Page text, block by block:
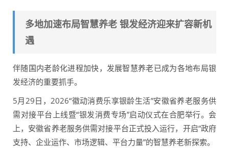
多地加速布局智慧养老 银发经济迎来扩容新机
遇
伴随国内老龄化进程加快，发展智慧养老已成为各地布局银
发经济的重要抓手。
5月29日，2026“徽动消费乐享银龄生活”安徽省养老服务供
需对接平台上线暨“银发消费专场”启动仪式在合肥举行。会
上，安徽省养老服务供需对接平台正式投入运行，开启“政府
支持、企业运作、市场逻辑、平台力量”的智慧养老新探索。